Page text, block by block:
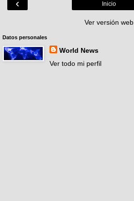
‹ Inicio
Ver versión web
Datos personales
World News
Ver todo mi perfil